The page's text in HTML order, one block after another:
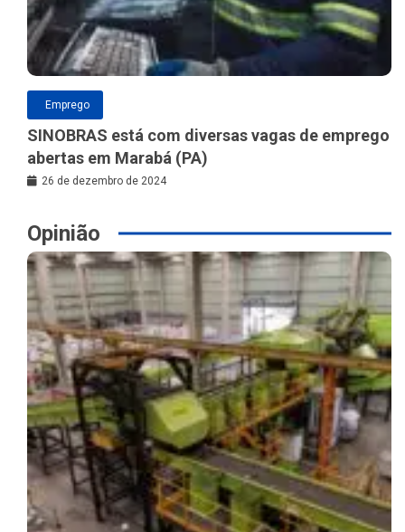
Emprego
SINOBRAS está com diversas vagas de emprego
abertas em Marabá (PA)
26 de dezembro de 2024
Opinião